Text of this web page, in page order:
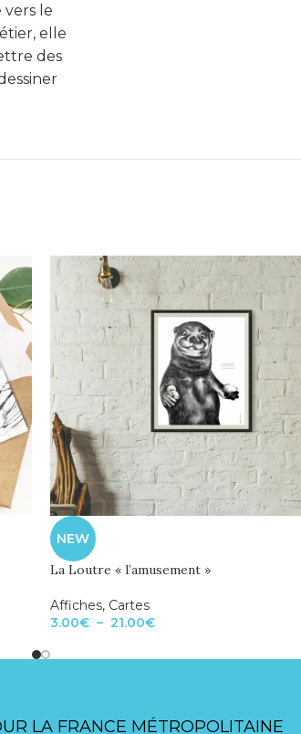
vers le
elle
des
NEW
La Loutre « l’amusement »
Affiches, Cartes
3.00€ – 21.00€
LA FRANCE MÉTROPOLITAINE